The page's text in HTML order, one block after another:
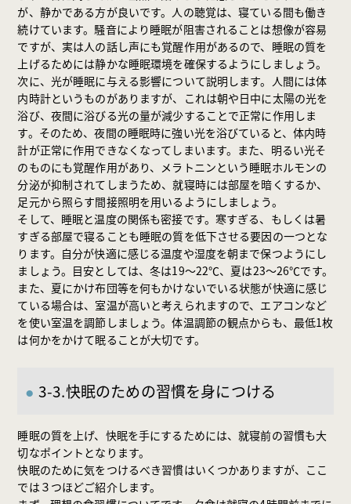
が、静かである方が良いです。人の聴覚は、寝ている間も働き
続けています。騒音により睡眠が阻害されることは想像が容易
ですが、実は人の話し声にも覚醒作用があるので、睡眠の質を
上げるためには静かな睡眠環境を確保するようにしましょう。
次に、光が睡眠に与える影響について説明します。人間には体
内時計というものがありますが、これは朝や日中に太陽の光を
浴び、夜間に浴びる光の量が減少することで正常に作用しま
す。そのため、夜間の睡眠時に強い光を浴びていると、体内時
計が正常に作用できなくなってしまいます。また、明るい光そ
のものにも覚醒作用があり、メラトニンという睡眠ホルモンの
分泌が抑制されてしまうため、就寝時には部屋を暗くするか、
足元から照らす間接照明を用いるようにしましょう。
そして、睡眠と温度の関係も密接です。寒すぎる、もしくは暑
すぎる部屋で寝ることも睡眠の質を低下させる要因の一つとな
ります。自分が快適に感じる温度や湿度を朝まで保つようにし
ましょう。目安としては、冬は19〜22℃、夏は23〜26℃です。
また、夏にかけ布団等を何もかけないでいる状態が快適に感じ
ている場合は、室温が高いと考えられますので、エアコンなど
を使い室温を調節しましょう。体温調節の観点からも、最低1枚
は何かをかけて眠ることが大切です。
3-3.快眠のための習慣を身につける
睡眠の質を上げ、快眠を手にするためには、就寝前の習慣も大
切なポイントとなります。
快眠のために気をつけるべき習慣はいくつかありますが、ここ
では３つほどご紹介します。